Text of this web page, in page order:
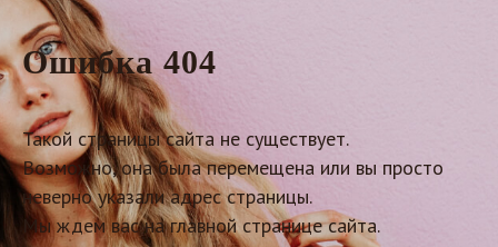
Ошибка 404
Такой страницы сайта не существует.
Возможно, она была перемещена или вы просто
неверно указали адрес страницы.
Мы ждем вас на главной странице сайта.